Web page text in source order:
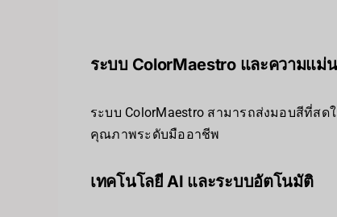
ระบบ ColorMaestro และความแม่
ระบบ ColorMaestro สามารถส่งมอบสีที่ส
คุณภาพระดับมืออาชีพ
เทคโนโลยี AI และระบบอัตโนมัติ